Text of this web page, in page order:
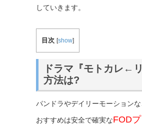
していきます。
目次 [show]
ドラマ『モトカレ←
方法は?
パンドラやデイリーモーション
おすすめは安全で確実なFOD